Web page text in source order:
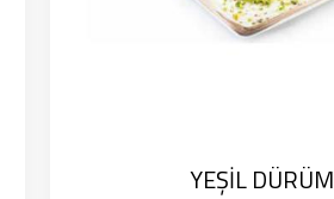
YEŞİL DÜRÜM